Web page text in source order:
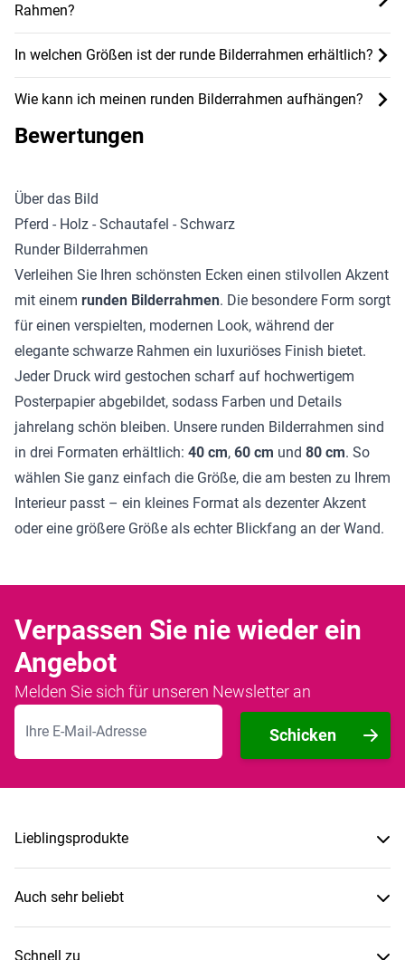
Rahmen?
In welchen Größen ist der runde Bilderrahmen erhältlich?
Wie kann ich meinen runden Bilderrahmen aufhängen?
Bewertungen
Über das Bild
Pferd - Holz - Schautafel - Schwarz
Runder Bilderrahmen
Verleihen Sie Ihren schönsten Ecken einen stilvollen Akzent
mit einem runden Bilderrahmen. Die besondere Form sorgt
für einen verspielten, modernen Look, während der
elegante schwarze Rahmen ein luxuriöses Finish bietet.
Jeder Druck wird gestochen scharf auf hochwertigem
Posterpapier abgebildet, sodass Farben und Details
jahrelang schön bleiben. Unsere runden Bilderrahmen sind
in drei Formaten erhältlich: 40 cm, 60 cm und 80 cm. So
wählen Sie ganz einfach die Größe, die am besten zu Ihrem
Interieur passt – ein kleines Format als dezenter Akzent
oder eine größere Größe als echter Blickfang an der Wand.
Verpassen Sie nie wieder ein
Angebot
Melden Sie sich für unseren Newsletter an
E-Mailadresse
Schicken
Lieblingsprodukte
Auch sehr beliebt
Schnell zu